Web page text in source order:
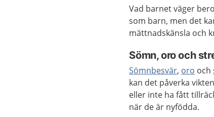
Vad barnet väger
som barn, men det
mättnadskänsla och
Sömn, oro och
Sömnbesvär, oro och
kan det påverka
eller inte ha fått
när de är nyfödda.